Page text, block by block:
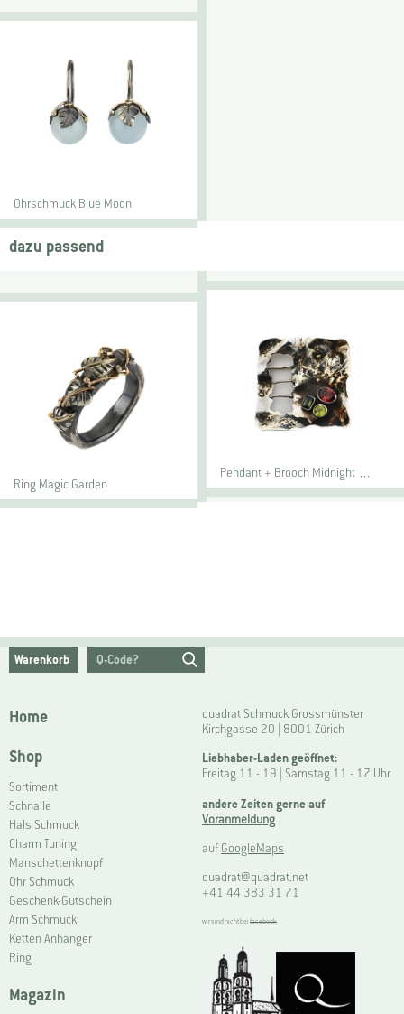
Ohrschmuck Blue Moon
dazu passend
Ring Magic Garden
Pendant + Brooch Midnight …
Warenkorb
Home
Shop
Sortiment
Schnalle
Hals Schmuck
Charm Tuning
Manschettenknopf
Ohr Schmuck
Geschenk-Gutschein
Arm Schmuck
Ketten Anhänger
Ring
Magazin
quadrat Schmuck Grossmünster
Kirchgasse 20 | 8001 Zürich
Liebhaber-Laden geöffnet:
Freitag 11 - 19 | Samstag 11 - 17 Uhr
andere Zeiten gerne auf
Voranmeldung
auf GoogleMaps
quadrat@quadrat.net
+41 44 383 31 71
wir sind nicht bei facebook